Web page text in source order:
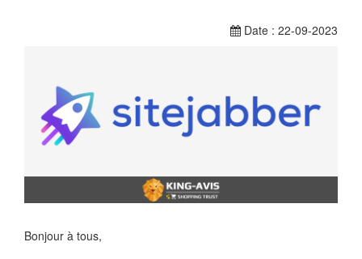
Date : 22-09-2023
Bonjour à tous,